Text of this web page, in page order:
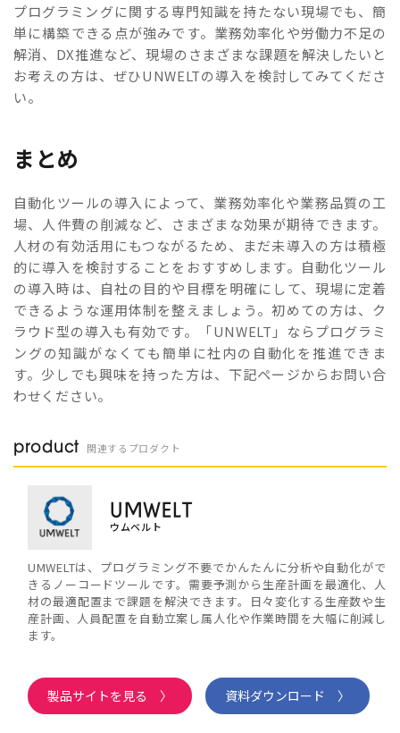
プログラミングに関する専門知識を持たない現場でも、簡
単に構築できる点が強みです。業務効率化や労働力不足の
解消、DX推進など、現場のさまざまな課題を解決したいと
お考えの方は、ぜひUNWELTの導入を検討してみてくださ
い。
まとめ
自動化ツールの導入によって、業務効率化や業務品質の工
場、人件費の削減など、さまざまな効果が期待できます。
人材の有効活用にもつながるため、まだ未導入の方は積極
的に導入を検討することをおすすめします。自動化ツール
の導入時は、自社の目的や目標を明確にして、現場に定着
できるような運用体制を整えましょう。初めての方は、ク
ラウド型の導入も有効です。「UNWELT」ならプログラミ
ングの知識がなくても簡単に社内の自動化を推進できま
す。少しでも興味を持った方は、下記ページからお問い合
わせください。
product 関連するプロダクト
UMWELT
ウムベルト
UMWELTは、プログラミング不要でかんたんに分析や自動化がで
きるノーコードツールです。需要予測から生産計画を最適化、人
材の最適配置まで課題を解決できます。日々変化する生産数や生
産計画、人員配置を自動立案し属人化や作業時間を大幅に削減し
ます。
製品サイトを見る 〉 資料ダウンロード 〉